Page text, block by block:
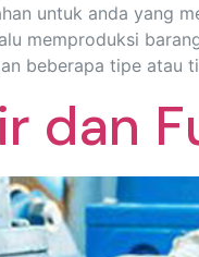
untuk anda yang
memproduksi
beberapa tipe atau
dan